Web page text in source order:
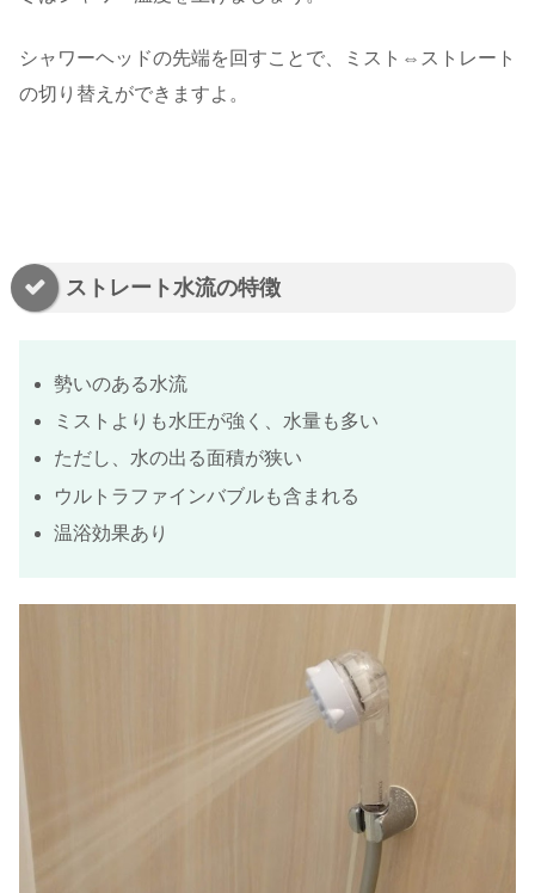
シャワーヘッドの先端を回すことで、ミスト⇔ストレート
の切り替えができますよ。
ストレート水流の特徴
勢いのある水流
ミストよりも水圧が強く、水量も多い
ただし、水の出る面積が狭い
ウルトラファインバブルも含まれる
温浴効果あり